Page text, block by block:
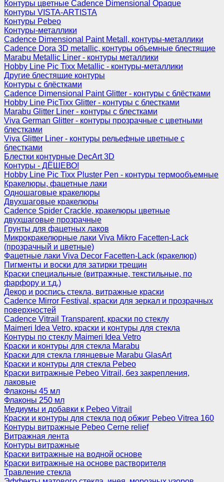
Контуры цветные Cadence Dimensional Opaque
Контуры VISTA-ARTISTA
Контуры Pebeo
Контуры-металлики
Cadence Dimensional Paint Metall, контуры-металлики
Cadence Dora 3D metallic, контуры объемные блестящие
Marabu Metallic Liner - контуры металлики
Hobby Line Pic Tixx Metallic - контуры-металлики
Другие блестящие контуры
Контуры с блёстками
Cadence Dimensional Paint Glitter - контуры с блёстками
Hobby Line PicTixx Glitter - контуры с блестками
Marabu Glitter Liner - контуры с блестками
Viva German Glitter - контуры прозрачные с цветными
блестками
Viva Glitter Liner - контуры рельефные цветные с
блестками
Блестки контурные DecArt 3D
Контуры - ДЁШЕВО!
Hobby Line Pic Tixx Pluster Pen - контуры термообъемные
Кракелюры, фацетные лаки
Одношаговые кракелюры
Двухшаговые кракелюры
Cadence Spider Crackle, кракелюры цветные
двухшаговые прозрачные
Грунты для фацетных лаков
Микрокракелюрные лаки Viva Mikro Facetten-Lack
(прозрачный и цветные)
Фацетные лаки Viva Decor Facetten-Lack (кракелюр)
Пигменты и воски для затирки трещин
Краски специальные (витражные, текстильные, по
фарфору и т.д.)
Декор и роспись стекла, витражные краски
Cadence Mirror Festival, краски для зеркал и прозрачных
поверхностей
Cadence Vitrail Transparent, краски по стеклу
Maimeri Idea Vetro, краски и контуры для стекла
Контуры по стеклу Maimeri Idea Vetro
Краски и контуры для стекла Marabu
Краски для стекла глянцевые Marabu GlasArt
Краски и контуры для стекла Pebeo
Краски витражные Pebeo Vitrail, без закрепления,
лаковые
Флаконы 45 мл
Флаконы 250 мл
Медиумы и добавки к Pebeo Vitrail
Краски и контуры для стекла под обжиг Pebeo Vitrea 160
Контуры витражные Pebeo Cerne relief
Витражная лента
Контуры витражные
Краски витражные на водной основе
Краски витражные на основе растворителя
Травление стекла